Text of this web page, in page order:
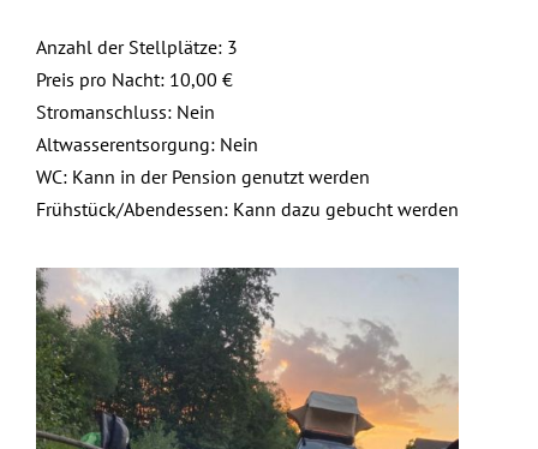
Anzahl der Stellplätze: 3
Preis pro Nacht: 10,00 €
Stromanschluss: Nein
Altwasserentsorgung: Nein
WC: Kann in der Pension genutzt werden
Frühstück/Abendessen: Kann dazu gebucht werden